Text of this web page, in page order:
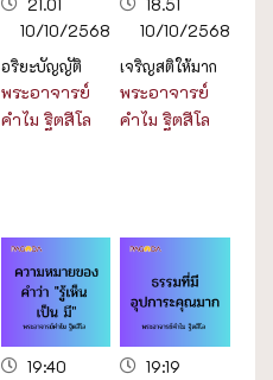
21.01
10/10/2568
อริยะบัญญัติ
พระอาจารย์
คำไม ฐิตสีโล
18.51
10/10/2568
เจริญสติให้มาก
พระอาจารย์
คำไม ฐิตสีโล
19:40
19:19